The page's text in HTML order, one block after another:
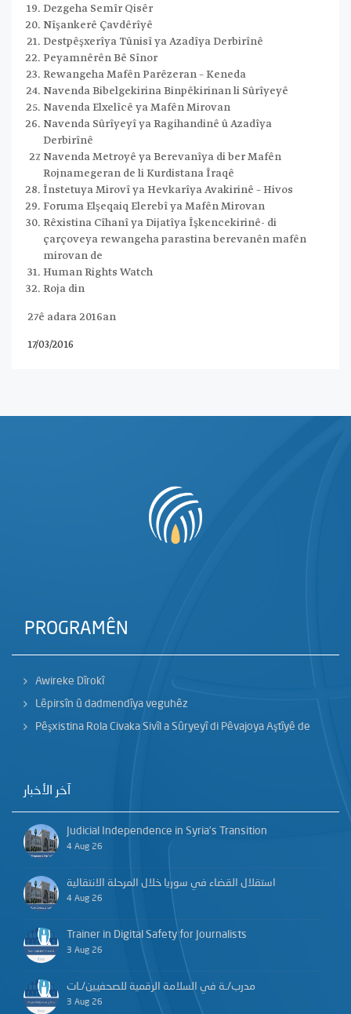
Dezgeha Semîr Qisêr
Nîşankerê Çavdêrîyê
Destpêşxerîya Tûnisî ya Azadîya Derbirînê
Peyamnêrên Bê Sînor
Rewangeha Mafên Parêzeran – Keneda
Navenda Bibelgekirina Binpêkirinan li Sûrîyeyê
Navenda Elxelîcê ya Mafên Mirovan
Navenda Sûrîyeyî ya Ragihandinê û Azadîya
Derbirînê
Navenda Metroyê ya Berevanîya di ber Mafên
Rojnamegeran de li Kurdistana Îraqê
Înstetuya Mirovî ya Hevkarîya Avakirinê – Hivos
Foruma Elşeqaiq Elerebî ya Mafên Mirovan
Rêxistina Cîhanî ya Dijatîya Îşkencekirinê- di
çarçoveya rewangeha parastina berevanên mafên
mirovan de
Human Rights Watch
Roja din
27ê adara 2016an
17/03/2016
PROGRAMÊN
Awireke Dîrokî
Lêpirsîn û dadmendîya veguhêz
Pêşxistina Rola Civaka Sivîl a Sûryeyî di Pêvajoya Aştîyê de
آخر الأخبار
Judicial Independence in Syria’s Transition
4 Aug 26
استقلال القضاء في سوريا خلال المرحلة الانتقالية
4 Aug 26
Trainer in Digital Safety for Journalists
3 Aug 26
مدرب/ـة في السلامة الرقمية للصحفيين/ـات
3 Aug 26